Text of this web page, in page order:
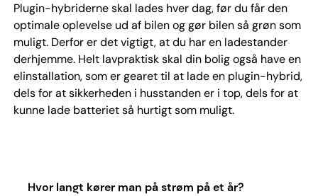
Plugin-hybriderne skal lades hver dag, før du får den
optimale oplevelse ud af bilen og gør bilen så grøn som
muligt. Derfor er det vigtigt, at du har en ladestander
derhjemme. Helt lavpraktisk skal din bolig også have en
elinstallation, som er gearet til at lade en plugin-hybrid,
dels for at sikkerheden i husstanden er i top, dels for at
kunne lade batteriet så hurtigt som muligt.
Hvor langt kører man på strøm på et år?